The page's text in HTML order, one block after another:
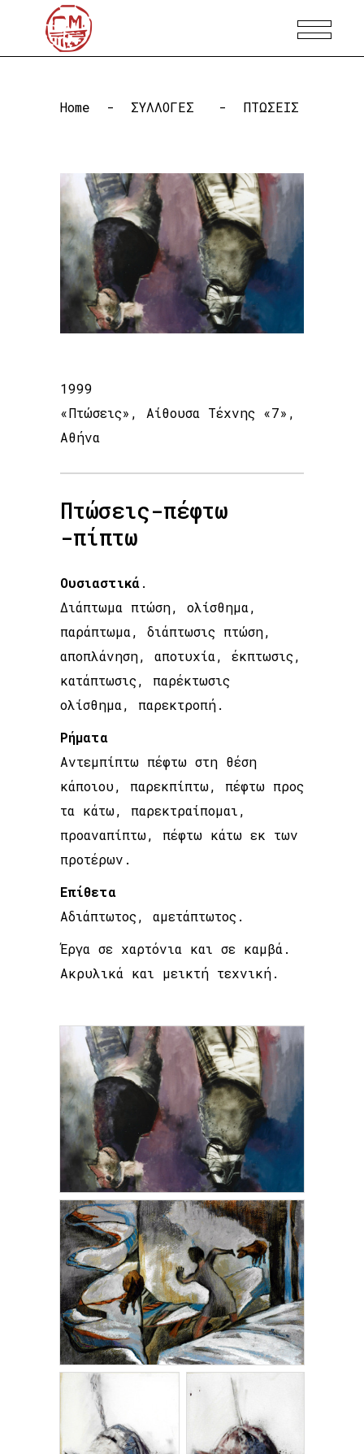
Home - ΣΥΛΛΟΓΕΣ - ΠΤΩΣΕΙΣ
1999
«Πτώσεις», Αίθουσα Τέχνης «7»,
Αθήνα
Πτώσεις-πέφτω
-πίπτω
Ουσιαστικά.
Διάπτωμα πτώση, ολίσθημα,
παράπτωμα, διάπτωσις πτώση,
αποπλάνηση, αποτυχία, έκπτωσις,
κατάπτωσις, παρέκτωσις
ολίσθημα, παρεκτροπή.
Ρήματα
Αντεμπίπτω πέφτω στη θέση
κάποιου, παρεκπίπτω, πέφτω προς
τα κάτω, παρεκτραίπομαι,
προαναπίπτω, πέφτω κάτω εκ των
προτέρων.
Επίθετα
Αδιάπτωτος, αμετάπτωτος.
Έργα σε χαρτόνια και σε καμβά.
Ακρυλικά και μεικτή τεχνική.